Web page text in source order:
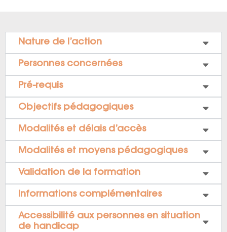
Nature de l’action
Personnes concernées
Pré-requis
Objectifs pédagogiques
Modalités et délais d’accès
Modalités et moyens pédagogiques
Validation de la formation
Informations complémentaires
Accessibilité aux personnes en situation
de handicap